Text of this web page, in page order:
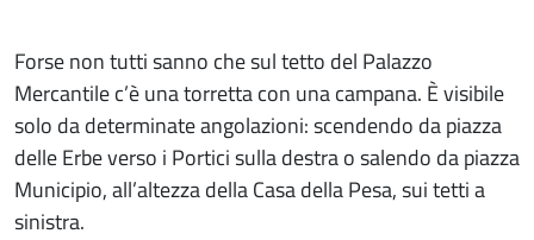
Forse non tutti sanno che sul tetto del Palazzo
Mercantile c’è una torretta con una campana. È visibile
solo da determinate angolazioni: scendendo da piazza
delle Erbe verso i Portici sulla destra o salendo da piazza
Municipio, all’altezza della Casa della Pesa, sui tetti a
sinistra.